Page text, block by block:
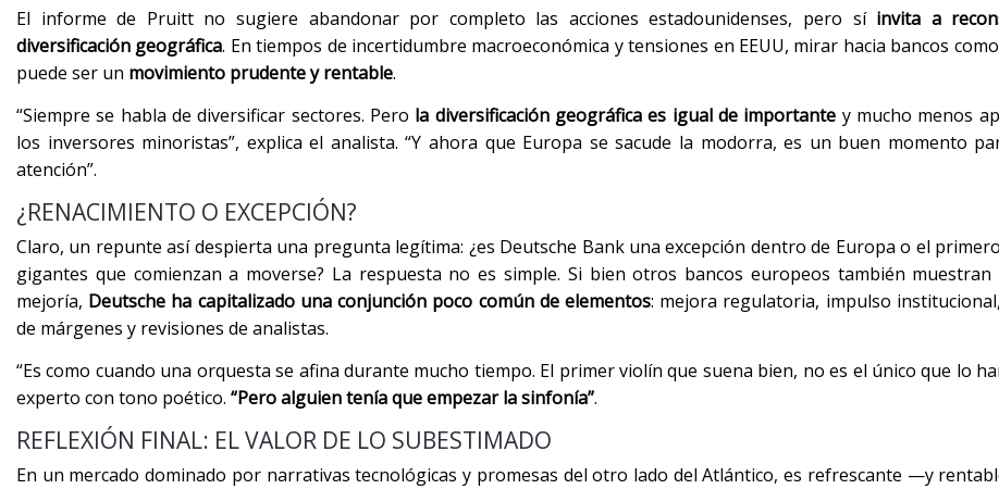
El informe de Pruitt no sugiere abandonar por completo las acciones estadounidenses, pero sí invita a
diversificación geográfica. En tiempos de incertidumbre macroeconómica y tensiones en EEUU, mirar hacia bancos
puede ser un movimiento prudente y rentable.
“Siempre se habla de diversificar sectores. Pero la diversificación geográfica es igual de importante y mucho menos
los inversores minoristas”, explica el analista. “Y ahora que Europa se sacude la modorra, es un buen momento
atención”.
¿RENACIMIENTO O EXCEPCIÓN?
Claro, un repunte así despierta una pregunta legítima: ¿es Deutsche Bank una excepción dentro de Europa o el
gigantes que comienzan a moverse? La respuesta no es simple. Si bien otros bancos europeos también muestran
mejoría, Deutsche ha capitalizado una conjunción poco común de elementos: mejora regulatoria, impulso
de márgenes y revisiones de analistas.
“Es como cuando una orquesta se afina durante mucho tiempo. El primer violín que suena bien, no es el único que lo
experto con tono poético. “Pero alguien tenía que empezar la sinfonía”.
REFLEXIÓN FINAL: EL VALOR DE LO SUBESTIMADO
En un mercado dominado por narrativas tecnológicas y promesas del otro lado del Atlántico, es refrescante —y